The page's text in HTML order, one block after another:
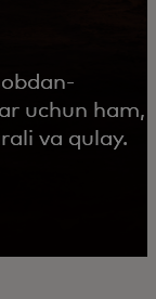
uchun ham,
va qulay.